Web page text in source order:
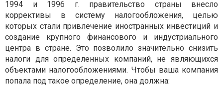
1994 и 1996 г. правительство страны внесло
коррективы в систему налогообложения, целью
которых стали привлечение иностранных инвестиций и
создание крупного финансового и индустриального
центра в стране. Это позволило значительно снизить
налоги для определенных компаний, не являющихся
объектами налогообложениями. Чтобы ваша компания
попала под такое определение, она должна: